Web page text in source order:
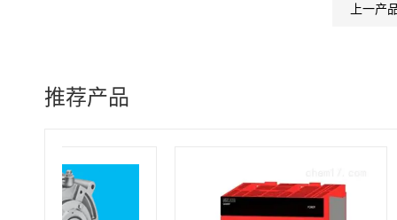
上一产
推荐产品